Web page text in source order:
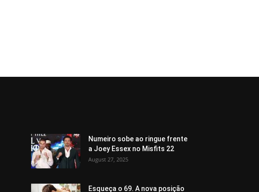
Numeiro sobe ao ringue frente
a Joey Essex no Misfits 22
August 27, 2025
Esqueça o 69. A nova posição